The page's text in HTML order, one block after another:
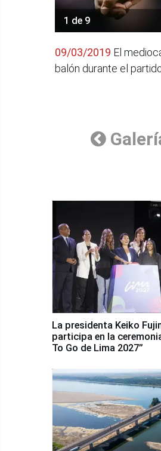
1 de 9
09/03/2019 El
balón durante el
La presidenta Keiko
participa en la
To Go de Lima 2027”